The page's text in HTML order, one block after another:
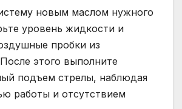
новым маслом нужного
уровень жидкости и
пробки из
этого выполните
подъем стрелы, наблюдая
работы и отсутствием